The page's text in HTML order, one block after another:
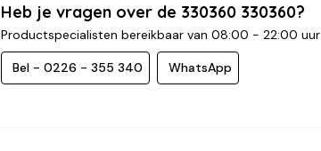
Heb je vragen over de 330360 330360?
Productspecialisten bereikbaar van 08:00 - 22:00 uur
Bel - 0226 - 355 340 WhatsApp